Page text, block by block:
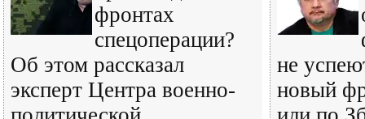
фронтах
спецоперации?
Об этом рассказал
эксперт Центра военно-
не
новый